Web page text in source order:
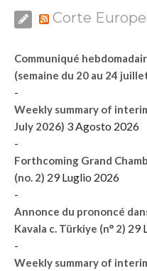
Corte
Communiqué
(semaine du 20 au 24
-
Weekly summary of
July 2026) 3 Agosto 2026
-
Forthcoming Grand
(no. 2) 29 Luglio 2026
-
Annonce du prononcé
Kavala c. Türkiye (n° 2) 29
-
Weekly summary of